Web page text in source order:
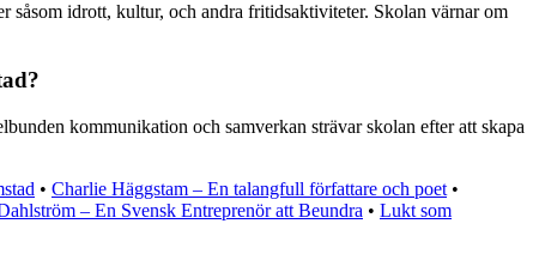
såsom idrott, kultur, och andra fritidsaktiviteter. Skolan värnar om
kommunikation och samverkan strävar skolan efter att skapa
• Charlie Häggstam – En talangfull författare och poet •
– En Svensk Entreprenör att Beundra • Lukt som